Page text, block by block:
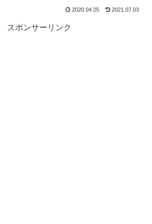
2020.04.25 2021.07.03
スポンサーリンク